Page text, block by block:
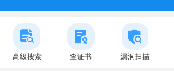
高级搜索 查证书 漏洞扫描